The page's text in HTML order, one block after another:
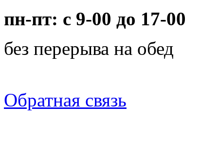
пн-пт: с 9-00 до 17-00
без перерыва на обед
Обратная связь